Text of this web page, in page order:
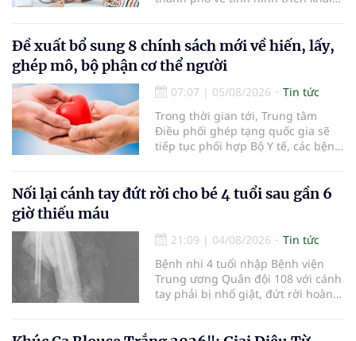
nhận 32.286.360 người, chiếm gần
30% dân số cả nước đã được khám
sức khỏe định kỳ năm nay.
Đề xuất bổ sung 8 chính sách mới về hiến, lấy,
ghép mô, bộ phận cơ thể người
07:07 | 05/08/2026
Tin tức
Trong thời gian tới, Trung tâm
Điều phối ghép tạng quốc gia sẽ
tiếp tục phối hợp Bộ Y tế, các bệnh
cường truyền thông, hoàn thiện
quy trình chuyên môn và hệ thống
hiến và ghép mô tạng.
Nối lại cánh tay đứt rời cho bé 4 tuổi sau gần 6
giờ thiếu máu
21:09 | 04/08/2026
Tin tức
Bệnh nhi 4 tuổi nhập Bệnh viện
Trung ương Quân đội 108 với cánh
tay phải bị nhổ giật, đứt rời hoàn